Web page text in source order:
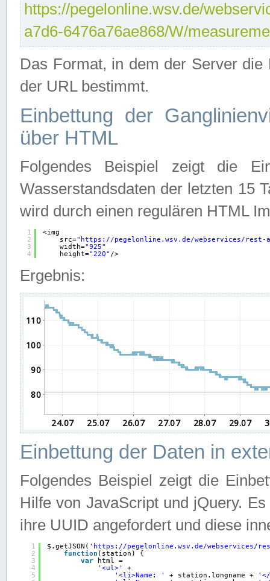
https://pegelonline.wsv.de/
a7d6-6476a76ae868/W/
Das Format, in dem der Server
der URL bestimmt.
Einbettung der
über HTML
Folgendes Beispiel zeigt die
Wasserstandsdaten der letzten 15
wird durch einen regulären HTML
1
2
3
4
<img
src=" https://pegelonline.wsv.de/webservices/rest-
width="925"
height="220" />
Ergebnis:
Einbettung der Daten in
Folgendes Beispiel zeigt die
Hilfe von JavaScript und jQuery.
ihre UUID angefordert und diese
1
2
3
4
5
$.getJSON( ' https://pegelonline.wsv.de/webservices/
function (station) {
var
html =
'<ul>'
+
'<li>Name: '
+ station.longname +